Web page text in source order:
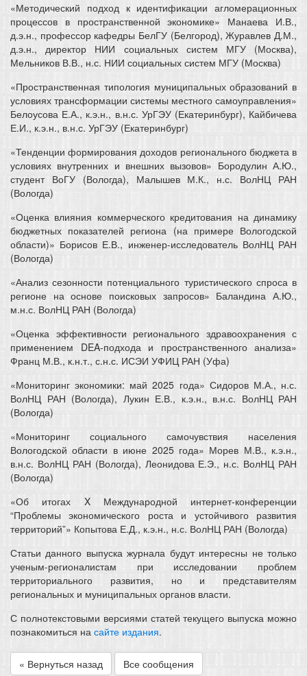
«Методический подход к идентификации агломерационных
процессов в пространственной экономике» Манаева И.В.,
д.э.н., профессор кафедры БелГУ (Белгород), Журавлев Д.М.,
д.э.н., директор НИИ социальных систем МГУ (Москва),
Мельников В.В., н.с. НИИ социальных систем МГУ (Москва)
«Пространственная типология муниципальных образований в
условиях трансформации системы местного самоуправления»
Белоусова Е.А., к.э.н., в.н.с. УрГЭУ (Екатеринбург), Кайбичева
Е.И., к.э.н., в.н.с. УрГЭУ (Екатеринбург)
«Тенденции формирования доходов регионального бюджета в
условиях внутренних и внешних вызовов» Бородулин А.Ю.,
студент ВоГУ (Вологда), Малышев М.К., н.с. ВолНЦ РАН
(Вологда)
«Оценка влияния коммерческого кредитования на динамику
бюджетных показателей региона (на примере Вологодской
области)» Борисов Е.В., инженер-исследователь ВолНЦ РАН
(Вологда)
«Анализ сезонности потенциального туристического спроса в
регионе на основе поисковых запросов» Баландина А.Ю.,
м.н.с. ВолНЦ РАН (Вологда)
«Оценка эффективности регионального здравоохранения с
применением DEA-подхода и пространственного анализа»
Франц М.В., к.н.т., с.н.с. ИСЭИ УФИЦ РАН (Уфа)
«Мониторинг экономики: май 2025 года» Сидоров М.А., н.с.
ВолНЦ РАН (Вологда), Лукин Е.В., к.э.н., в.н.с. ВолНЦ РАН
(Вологда)
«Мониторинг социального самочувствия населения
Вологодской области в июне 2025 года» Морев М.В., к.э.н.,
в.н.с. ВолНЦ РАН (Вологда), Леонидова Е.Э., н.с. ВолНЦ РАН
(Вологда)
«Об итогах X Международной интернет-конференции
“Проблемы экономического роста и устойчивого развития
территорий”» Копытова Е.Д., к.э.н., н.с. ВолНЦ РАН (Вологда)
Статьи данного выпуска журнала будут интересны не только
ученым-регионалистам при исследовании проблем
территориального развития, но и представителям
региональных и муниципальных органов власти.
С полнотекстовыми версиями статей текущего выпуска можно
познакомиться на сайте издания.
« Вернуться назад Все сообщения